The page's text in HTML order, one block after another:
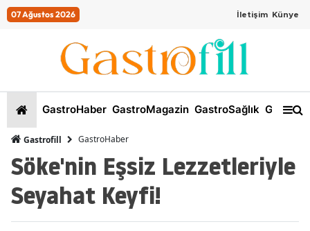
07 Ağustos 2026 İletişim Künye
GastroHaber GastroMagazin GastroSağlık
Gastrofill GastroHaber
Söke'nin Eşsiz Lezzetleriyle
Seyahat Keyfi!